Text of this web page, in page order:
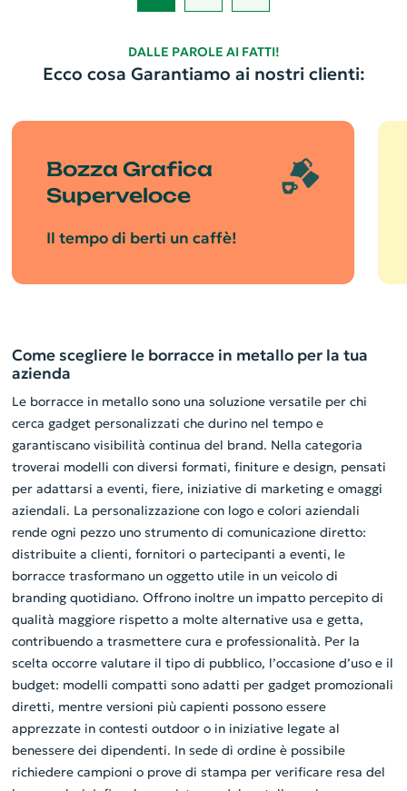
DALLE PAROLE AI FATTI!
Ecco cosa Garantiamo ai nostri clienti:
Bozza Grafica
Superveloce
Il tempo di berti un caffè!
Come scegliere le borracce in metallo per la tua
azienda
Le borracce in metallo sono una soluzione versatile per chi
cerca gadget personalizzati che durino nel tempo e
garantiscano visibilità continua del brand. Nella categoria
troverai modelli con diversi formati, finiture e design, pensati
per adattarsi a eventi, fiere, iniziative di marketing e omaggi
aziendali. La personalizzazione con logo e colori aziendali
rende ogni pezzo uno strumento di comunicazione diretto:
distribuite a clienti, fornitori o partecipanti a eventi, le
borracce trasformano un oggetto utile in un veicolo di
branding quotidiano. Offrono inoltre un impatto percepito di
qualità maggiore rispetto a molte alternative usa e getta,
contribuendo a trasmettere cura e professionalità. Per la
scelta occorre valutare il tipo di pubblico, l’occasione d’uso e il
budget: modelli compatti sono adatti per gadget promozionali
diretti, mentre versioni più capienti possono essere
apprezzate in contesti outdoor o in iniziative legate al
benessere dei dipendenti. In sede di ordine è possibile
richiedere campioni o prove di stampa per verificare resa del